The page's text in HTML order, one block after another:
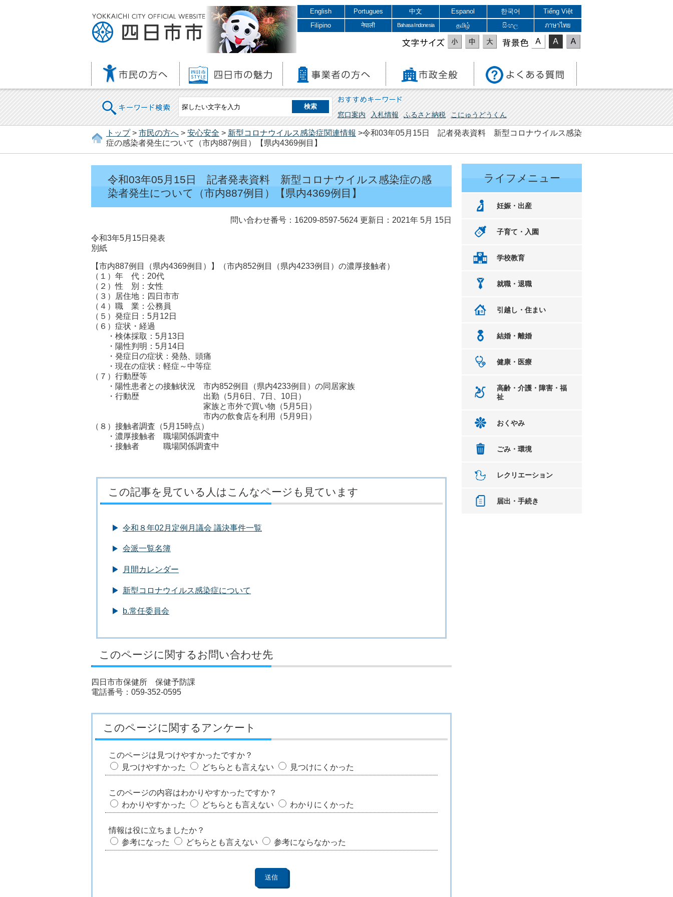
English Portugues 中文 Espanol 한국어
Tiếng Việt
Filipino
नेपाली Bahasa Indonesia தமிழ் සිංහල ภาษาไทย
文字サイズ 表示色
キーワード検索 おすすめキーワード
窓口案内 入札情報 ふるさと納税 こにゅうどうくん
トップ> 市民の方へ > 安心安全 > 新型コロナウイルス感染症関連情報 >令和03年05月15日 記者発表資料 新型コロナウイルス感染
症の感染者発生について（市内887例目）【県内4369例目】
令和03年05月15日 記者発表資料 新型コロナウイルス感染症の感
染者発生について（市内887例目）【県内4369例目】
問い合わせ番号：16209-8597-5624 更新日：2021年 5月 15日
令和3年5月15日発表
別紙
【市内887例目（県内4369例目）】（市内852例目（県内4233例目）の濃厚接触者）
（１）年 代：20代
（２）性 別：女性
（３）居住地：四日市市
（４）職 業：公務員
（５）発症日：5月12日
（６）症状・経過
・検体採取：5月13日
・陽性判明：5月14日
・発症日の症状：発熱、頭痛
・現在の症状：軽症～中等症
（７）行動歴等
・陽性患者との接触状況 市内852例目（県内4233例目）の同居家族
・行動歴 出勤（5月6日、7日、10日）
家族と市外で買い物（5月5日）
市内の飲食店を利用（5月9日）
（８）接触者調査（5月15時点）
・濃厚接触者 職場関係調査中
・接触者 職場関係調査中
この記事を見ている人はこんなページも見ています
令和８年02月定例月議会 議決事件一覧
会派一覧名簿
月間カレンダー
新型コロナウイルス感染症について
b.常任委員会
このページに関するお問い合わせ先
四日市市保健所 保健予防課
電話番号：059-352-0595
このページに関するアンケート
このページは見つけやすかったですか？
見つけやすかった
どちらとも言えない 見つけにくかった
このページの内容はわかりやすかったですか？
わかりやすかった
どちらとも言えない わかりにくかった
情報は役に立ちましたか？
参考になった
どちらとも言えない 参考にならなかった
ライフメニュー
妊娠・出産
子育て・入園
学校教育
就職・退職
引越し・住まい
結婚・離婚
健康・医療
高齢・介護・障害・福
祉
おくやみ
ごみ・環境
レクリエーション
届出・手続き